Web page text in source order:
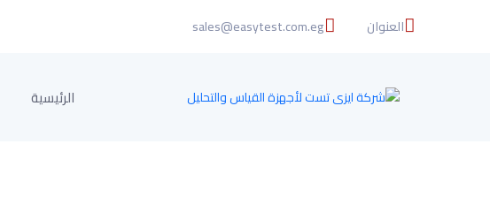
العنوان sales@easytest.com.eg
الرئيسية